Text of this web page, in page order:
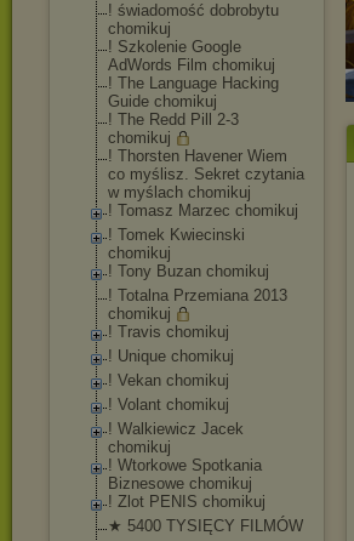
! świadomość dobrobytu
chomikuj
! Szkolenie Google
AdWords Film chomikuj
! The Language Hacking
Guide chomikuj
! The Redd Pill 2-3
chomikuj
! Thorsten Havener Wiem
co myślisz. Sekret czytania
w myślach chomikuj
! Tomasz Marzec chomikuj
! Tomek Kwiecinski
chomikuj
! Tony Buzan chomikuj
! Totalna Przemiana 2013
chomikuj
! Travis chomikuj
! Unique chomikuj
! Vekan chomikuj
! Volant chomikuj
! Walkiewicz Jacek
chomikuj
! Wtorkowe Spotkania
Biznesowe chomikuj
! Zlot PENIS chomikuj
★ 5400 TYSIĘCY FILMÓW